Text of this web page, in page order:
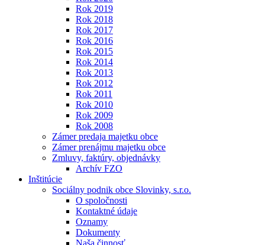
Rok 2019
Rok 2018
Rok 2017
Rok 2016
Rok 2015
Rok 2014
Rok 2013
Rok 2012
Rok 2011
Rok 2010
Rok 2009
Rok 2008
Zámer predaja majetku obce
Zámer prenájmu majetku obce
Zmluvy, faktúry, objednávky
Archív FZO
Inštitúcie
Sociálny podnik obce Slovinky, s.r.o.
O spoločnosti
Kontaktné údaje
Oznamy
Dokumenty
Naša činnosť